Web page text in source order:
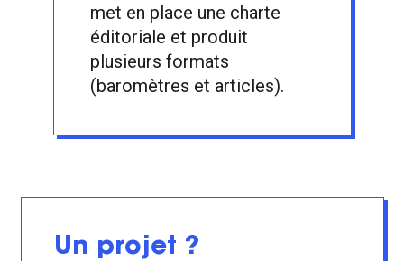
met en place une charte
éditoriale et produit
plusieurs formats
(baromètres et articles).
Un projet ?